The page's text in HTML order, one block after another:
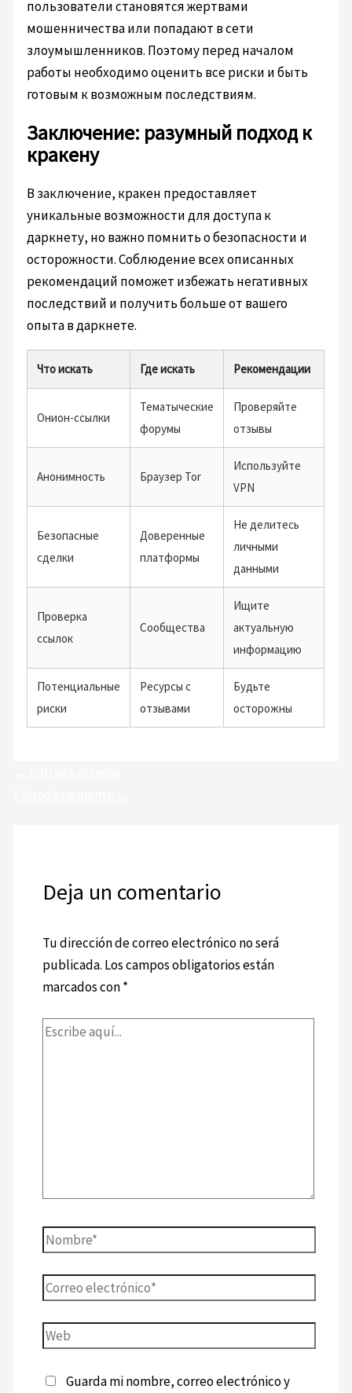
пользователи становятся жертвами
мошенничества или попадают в сети
злоумышленников. Поэтому перед началом
работы необходимо оценить все риски и быть
готовым к возможным последствиям.
Заключение: разумный подход к
кракену
В заключение, кракен предоставляет
уникальные возможности для доступа к
даркнету, но важно помнить о безопасности и
осторожности. Соблюдение всех описанных
рекомендаций поможет избежать негативных
последствий и получить больше от вашего
опыта в даркнете.
Что искать Где искать Рекомендации
Онион-ссылки
Тематыческие
форумы
Проверяйте
отзывы
Анонимность Браузер Tor
Используйте
VPN
Безопасные
сделки
Доверенные
платформы
Не делитесь
личными
данными
Проверка
ссылок
Сообщества
Ищите
актуальную
информацию
Потенциальные
риски
Ресурсы с
отзывами
Будьте
осторожны
Deja un comentario
Tu dirección de correo electrónico no será
publicada. Los campos obligatorios están
marcados con*
Guarda mi nombre, correo electrónico y